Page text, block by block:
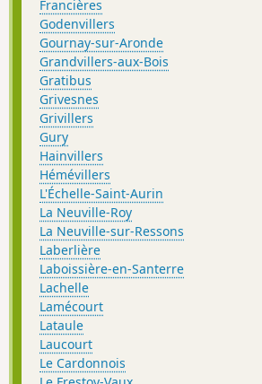
Francières
Godenvillers
Gournay-sur-Aronde
Grandvillers-aux-Bois
Gratibus
Grivesnes
Grivillers
Gury
Hainvillers
Hémévillers
L'Échelle-Saint-Aurin
La Neuville-Roy
La Neuville-sur-Ressons
Laberlière
Laboissière-en-Santerre
Lachelle
Lamécourt
Lataule
Laucourt
Le Cardonnois